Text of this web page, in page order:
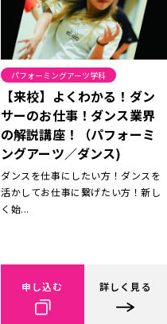
パフォーミングアーツ学科
【来校】よくわかる！ダン
サーのお仕事！ダンス業界
の解説講座！（パフォーミ
ングアーツ／ダンス)
ダンスを仕事にしたい方！ダンスを
活かしてお仕事に繋げたい方！新し
く始...
申し込む 詳しく見る